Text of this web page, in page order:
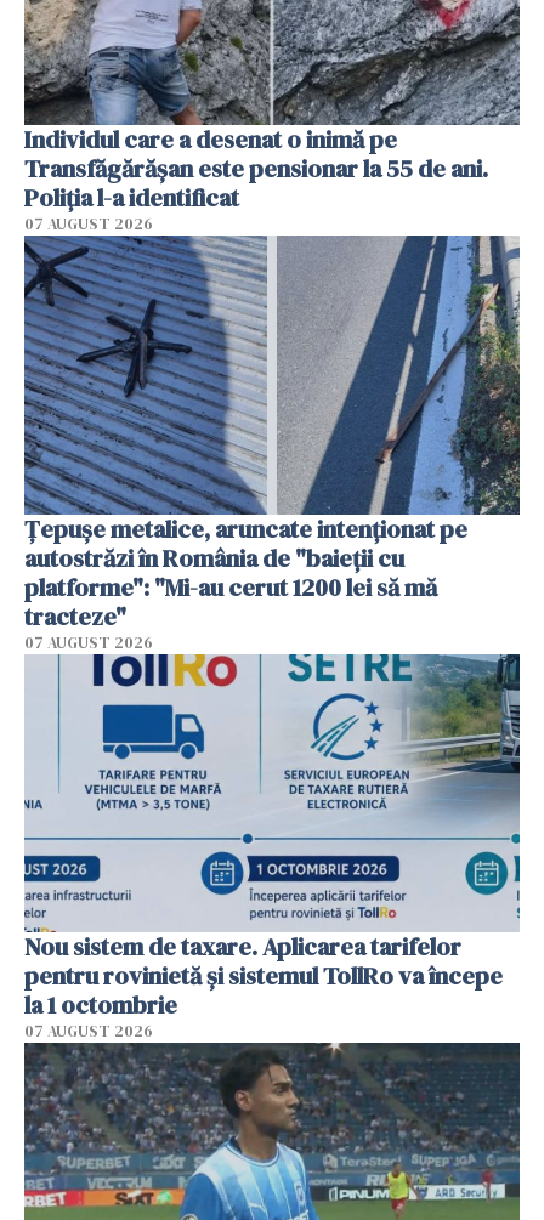
Individul care a desenat o inimă pe
Transfăgărășan este pensionar la 55 de ani.
Poliția l-a identificat
07 AUGUST 2026
Țepușe metalice, aruncate intenționat pe
autostrăzi în România de "baieții cu
platforme": "Mi-au cerut 1200 lei să mă
tracteze"
07 AUGUST 2026
Nou sistem de taxare. Aplicarea tarifelor
pentru rovinietă şi sistemul TollRo va începe
la 1 octombrie
07 AUGUST 2026